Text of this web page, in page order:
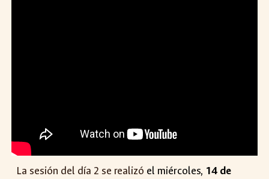
La sesión del día 2 se realizó el miércoles, 14 de